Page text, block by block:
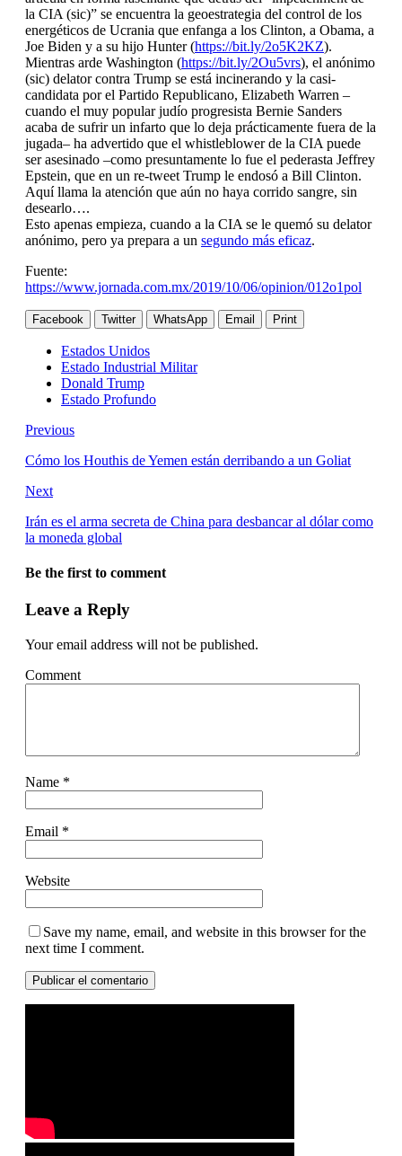
la CIA (sic)” se encuentra la geoestrategia del control de los
energéticos de Ucrania que enfanga a los Clinton, a Obama, a
Joe Biden y a su hijo Hunter (https://bit.ly/2o5K2KZ).
Mientras arde Washington (https://bit.ly/2Ou5vrs), el anónimo
(sic) delator contra Trump se está incinerando y la casi-
candidata por el Partido Republicano, Elizabeth Warren –
cuando el muy popular judío progresista Bernie Sanders
acaba de sufrir un infarto que lo deja prácticamente fuera de la
jugada– ha advertido que el whistleblower de la CIA puede
ser asesinado –como presuntamente lo fue el pederasta Jeffrey
Epstein, que en un re-tweet Trump le endosó a Bill Clinton.
Aquí llama la atención que aún no haya corrido sangre, sin
desearlo….
Esto apenas empieza, cuando a la CIA se le quemó su delator
anónimo, pero ya prepara a un segundo más eficaz.
Fuente:
https://www.jornada.com.mx/2019/10/06/opinion/012o1pol
Facebook Twitter WhatsApp Email Print
Estados Unidos
Estado Industrial Militar
Donald Trump
Estado Profundo
Previous
Cómo los Houthis de Yemen están derribando a un Goliat
Next
Irán es el arma secreta de China para desbancar al dólar como
la moneda global
Be the first to comment
Leave a Reply
Your email address will not be published.
Comment
Name *
Email *
Website
Save my name, email, and website in this browser for the
next time I comment.